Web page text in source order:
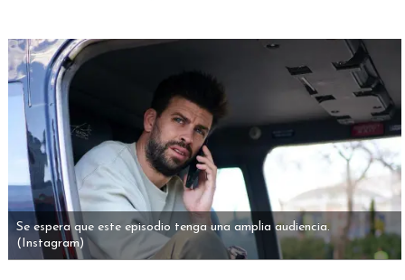
Se espera que este episodio tenga una amplia audiencia.
(Instagram)